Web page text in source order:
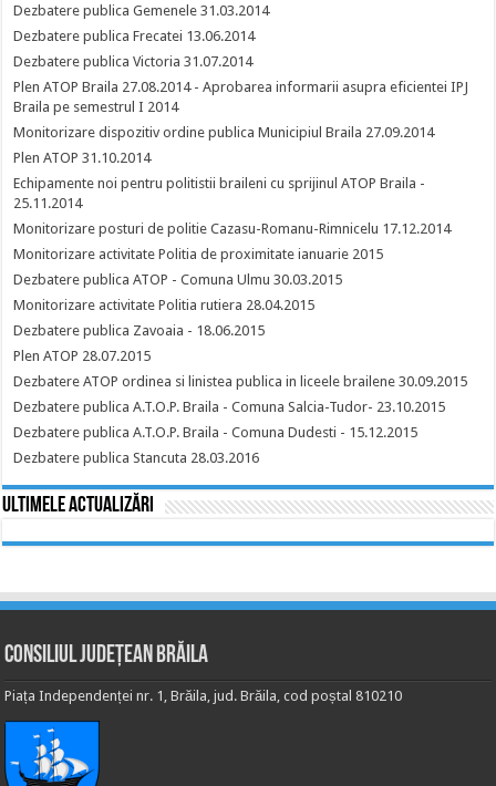
Dezbatere publica Gemenele 31.03.2014
Dezbatere publica Frecatei 13.06.2014
Dezbatere publica Victoria 31.07.2014
Plen ATOP Braila 27.08.2014 - Aprobarea informarii asupra eficientei IPJ
Braila pe semestrul I 2014
Monitorizare dispozitiv ordine publica Municipiul Braila 27.09.2014
Plen ATOP 31.10.2014
Echipamente noi pentru politistii braileni cu sprijinul ATOP Braila -
25.11.2014
Monitorizare posturi de politie Cazasu-Romanu-Rimnicelu 17.12.2014
Monitorizare activitate Politia de proximitate ianuarie 2015
Dezbatere publica ATOP - Comuna Ulmu 30.03.2015
Monitorizare activitate Politia rutiera 28.04.2015
Dezbatere publica Zavoaia - 18.06.2015
Plen ATOP 28.07.2015
Dezbatere ATOP ordinea si linistea publica in liceele brailene 30.09.2015
Dezbatere publica A.T.O.P. Braila - Comuna Salcia-Tudor- 23.10.2015
Dezbatere publica A.T.O.P. Braila - Comuna Dudesti - 15.12.2015
Dezbatere publica Stancuta 28.03.2016
Ultimele actualizări
Consiliul Județean Brăila
Piața Independenței nr. 1, Brăila, jud. Brăila, cod poștal 810210